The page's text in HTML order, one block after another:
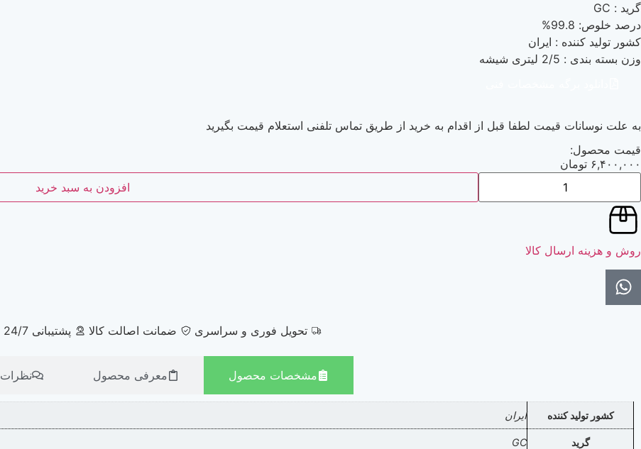
گرید : GC
درصد خلوص: 99.8%
کشور تولید کننده : ایران
وزن بسته بندی : 2/5 لیتری شیشه
به علت نوسانات قیمت لطفا قبل از اقدام به خرید از طریق تماس تلفنی استعلام قیمت بگیرید
قیمت محصول:
۶,۴۰۰,۰۰۰ تومان
افزودن به سبد خرید
روش و هزینه ارسال کالا
تحویل فوری و سراسری ضمانت اصالت کالا پشتیبانی 24/7
مشخصات محصول معرفی محصول نظرات
کشور تولید کننده ایران
گرید GC